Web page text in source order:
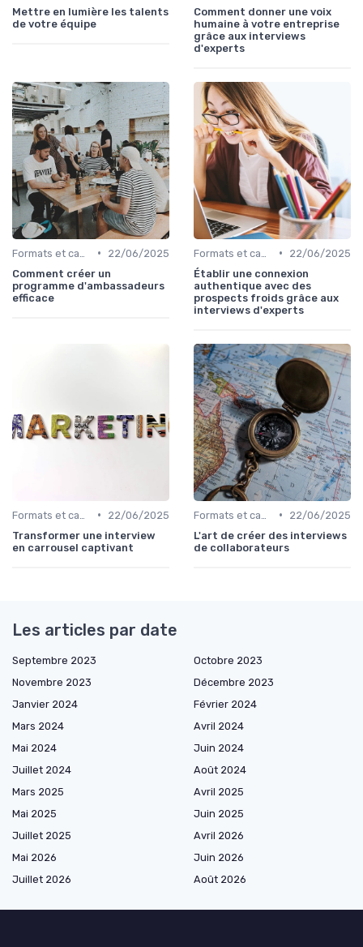
Mettre en lumière les talents
de votre équipe
Comment donner une voix
humaine à votre entreprise
grâce aux interviews
d'experts
•
22/06/2025
Comment créer un
programme d'ambassadeurs
efficace
•
22/06/2025
Établir une connexion
authentique avec des
prospects froids grâce aux
interviews d'experts
•
22/06/2025
Transformer une interview
en carrousel captivant
•
22/06/2025
L'art de créer des interviews
de collaborateurs
Les articles par date
Septembre 2023
Octobre 2023
Novembre 2023
Décembre 2023
Janvier 2024
Février 2024
Mars 2024
Avril 2024
Mai 2024
Juin 2024
Juillet 2024
Août 2024
Mars 2025
Avril 2025
Mai 2025
Juin 2025
Juillet 2025
Avril 2026
Mai 2026
Juin 2026
Juillet 2026
Août 2026